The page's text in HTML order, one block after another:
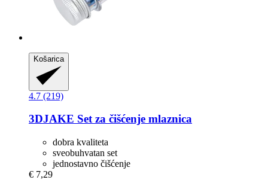
Košarica
4.7 (219)
3DJAKE Set za čišćenje mlaznica
dobra kvaliteta
sveobuhvatan set
jednostavno čišćenje
€ 7,29